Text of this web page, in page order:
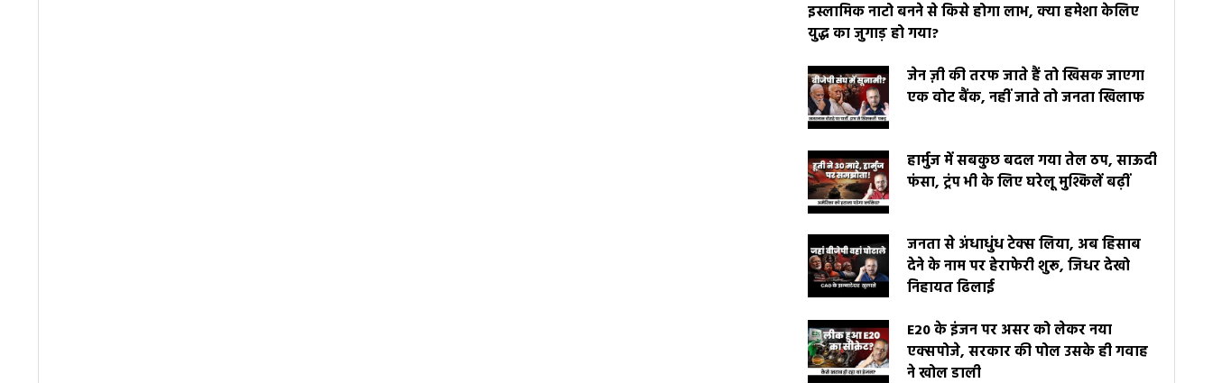
इस्लामिक नाटो बनने से किसे होगा लाभ, क्या हमेशा केलिए
युद्ध का जुगाड़ हो गया?
जेन ज़ी की तरफ जाते हैं तो खिसक जाएगा
एक वोट बैंक, नहीं जाते तो जनता खिलाफ
हार्मुज में सबकुछ बदल गया तेल ठप, साऊदी
फंसा, ट्रंप भी के लिए घरेलू मुश्किलें बढ़ीं
जनता से अंधाधुंध टेक्स लिया, अब हिसाब
देने के नाम पर हेराफेरी शुरू, जिधर देखो
निहायत ढिलाई
E20 के इंजन पर असर को लेकर नया
एक्सपोजे, सरकार की पोल उसके ही गवाह
ने खोल डाली